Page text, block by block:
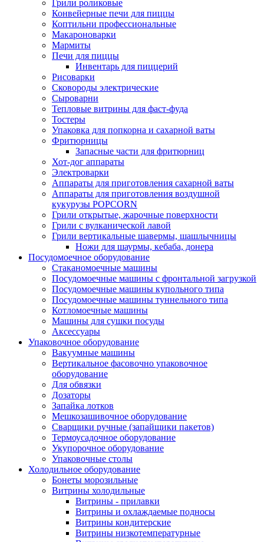
Грили роликовые
Конвейерные печи для пиццы
Коптильни профессиональные
Макароноварки
Мармиты
Печи для пиццы
Инвентарь для пиццерий
Рисоварки
Сковороды электрические
Сыроварни
Тепловые витрины для фаст-фуда
Тостеры
Упаковка для попкорна и сахарной ваты
Фритюрницы
Запасные части для фритюрниц
Хот-дог аппараты
Электроварки
Аппараты для приготовления сахарной ваты
Аппараты для приготовления воздушной
кукурузы POPCORN
Грили открытые, жарочные поверхности
Грили с вулканической лавой
Грили вертикальные шавермы, шашлычницы
Ножи для шаурмы, кебаба, донера
Посудомоечное оборудование
Стаканомоечные машины
Посудомоечные машины с фронтальной загрузкой
Посудомоечные машины купольного типа
Посудомоечные машины туннельного типа
Котломоечные машины
Машины для сушки посуды
Аксессуары
Упаковочное оборудование
Вакуумные машины
Вертикальное фасовочно упаковочное
оборудование
Для обвязки
Дозаторы
Запайка лотков
Мешкозашивочное оборудование
Сварщики ручные (запайщики пакетов)
Термоусадочное оборудование
Укупорочное оборудование
Упаковочные столы
Холодильное оборудование
Бонеты морозильные
Витрины холодильные
Витрины - прилавки
Витрины и охлаждаемые подносы
Витрины кондитерские
Витрины низкотемпературные